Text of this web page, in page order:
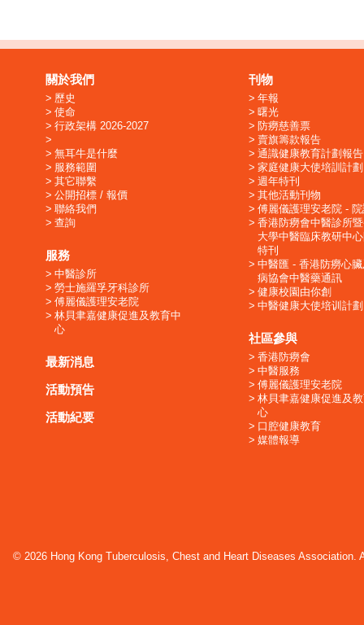
關於我們
歷史
使命
行政架構 2026-2027
無耳牛是什麼
服務範圍
其它聯繫
公開招標 / 報價
聯絡我們
查詢
服務
中醫診所
勞士施羅孚牙科診所
傅麗儀護理安老院
林貝聿嘉健康促進及教育中
心
最新消息
活動預告
活動紀要
刊物
年報
曙光
防癆慈善票
賣旗籌款報告
通識健康教育計劃報告
家庭健康大使培訓計劃
週年特刊
其他活動刊物
傅麗儀護理安老院 -
香港防癆會中醫診所
大學中醫臨床教研中
特刊
中醫匯 - 香港防癆心
病協會中醫藥通訊
健康校園由你創
中醫健康大使培训計劃
社區參與
香港防癆會
中醫服務
傅麗儀護理安老院
林貝聿嘉健康促進及
心
口腔健康教育
媒體報導
© 2026 Hong Kong Tuberculosis, Chest and Heart Diseases Association.